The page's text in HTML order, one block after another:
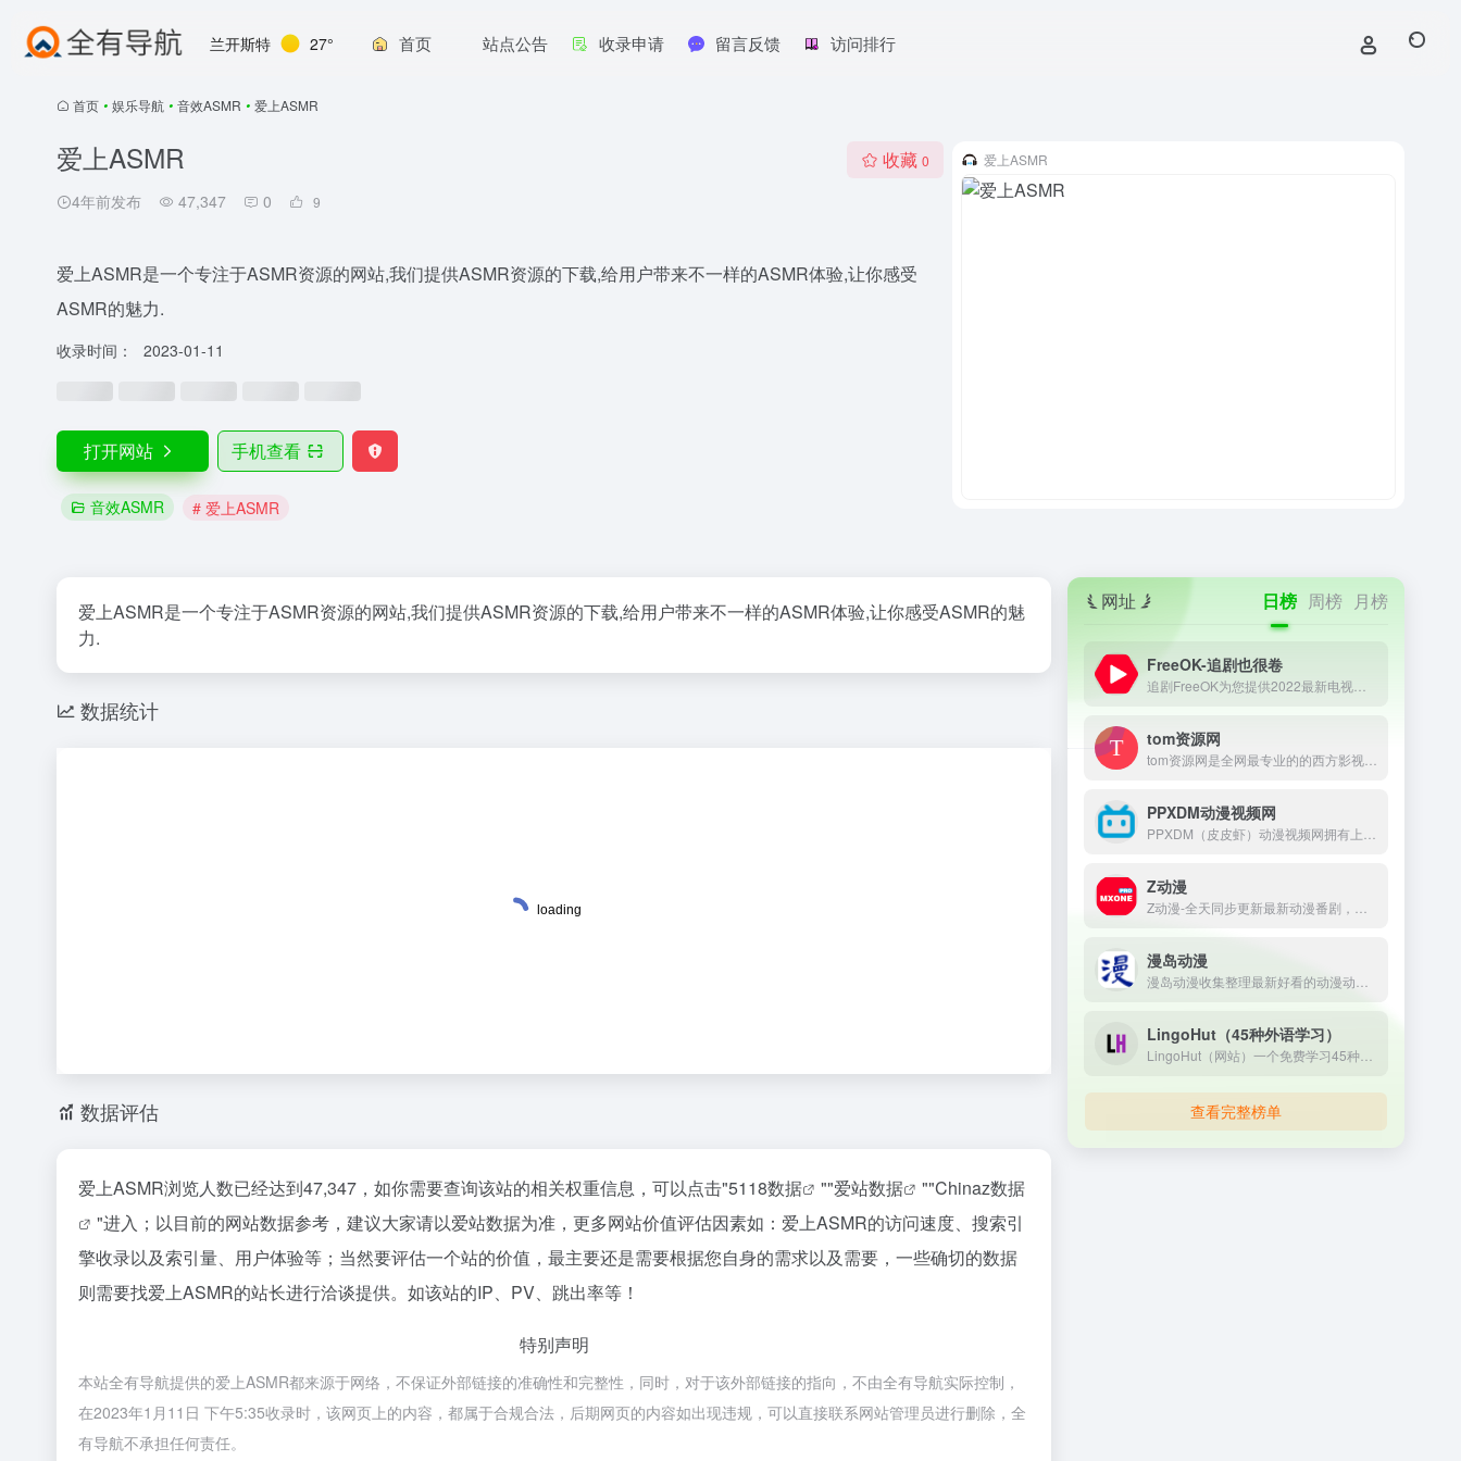
兰开斯特 27° 首页 站点公告 收录申请 留言反馈 访问排行
首页 • 娱乐导航 • 音效ASMR • 爱上ASMR
爱上ASMR
4年前发布 47,347 0 9
收藏 0
爱上ASMR是一个专注于ASMR资源的网站,我们提供ASMR资源的下载,给用户带来不一样的ASMR体验,让你感受
ASMR的魅力.
收录时间： 2023-01-11
打开网站 手机查看
音效ASMR # 爱上ASMR
爱上ASMR
爱上ASMR是一个专注于ASMR资源的网站,我们提供ASMR资源的下载,给用户带来不一样的ASMR体验,让你感受ASMR的魅
力.
数据统计
数据评估
爱上ASMR浏览人数已经达到47,347，如你需要查询该站的相关权重信息，可以点击"5118数据 ""爱站数据 ""Chinaz数据
"进入；以目前的网站数据参考，建议大家请以爱站数据为准，更多网站价值评估因素如：爱上ASMR的访问速度、搜索引
擎收录以及索引量、用户体验等；当然要评估一个站的价值，最主要还是需要根据您自身的需求以及需要，一些确切的数据
则需要找爱上ASMR的站长进行洽谈提供。如该站的IP、PV、跳出率等！
特别声明
本站全有导航提供的爱上ASMR都来源于网络，不保证外部链接的准确性和完整性，同时，对于该外部链接的指向，不由全有导航实际控制，
在2023年1月11日 下午5:35收录时，该网页上的内容，都属于合规合法，后期网页的内容如出现违规，可以直接联系网站管理员进行删除，全
有导航不承担任何责任。
网址 日榜 周榜 月榜
FreeOK-追剧也很卷
tom资源网
PPXDM动漫视频网
Z动漫
漫岛动漫
LingoHut（45种外语学习）
查看完整榜单